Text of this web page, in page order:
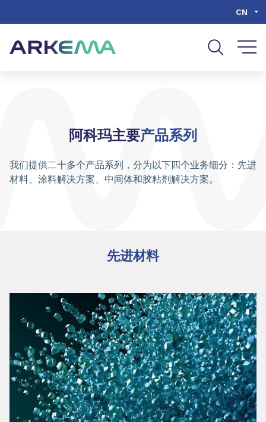
CN
阿科玛主要产品系列
我们提供二十多个产品系列，分为以下四个业务细分：先进
材料、涂料解决方案、中间体和胶粘剂解决方案。
先进材料